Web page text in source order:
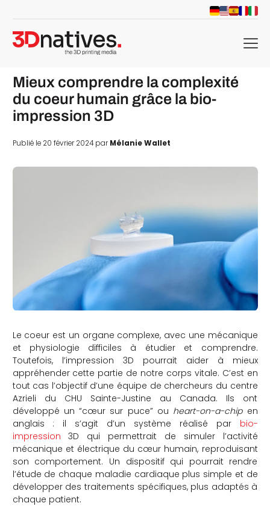
menu
Mieux comprendre la complexité
du coeur humain grâce la bio-
impression 3D
Publié le 20 février 2024 parMélanie Wallet
Le coeur est un organe complexe, avec une mécanique
et physiologie difficiles à étudier et comprendre.
Toutefois, l’impression 3D pourrait aider à mieux
appréhender cette partie de notre corps vitale. C’est en
tout cas l’objectif d’une équipe de chercheurs du centre
Azrieli du CHU Sainte-Justine au Canada. Ils ont
développé un “cœur sur puce” ou heart-on-a-chipen
anglais : il s’agit d’un système réalisé par bio-
impression 3D qui permettrait de simuler l’activité
mécanique et électrique du cœur humain, reproduisant
son comportement. Un dispositif qui pourrait rendre
l’étude de chaque maladie cardiaque plus simple et de
développer des traitements spécifiques, plus adaptés à
chaque patient.